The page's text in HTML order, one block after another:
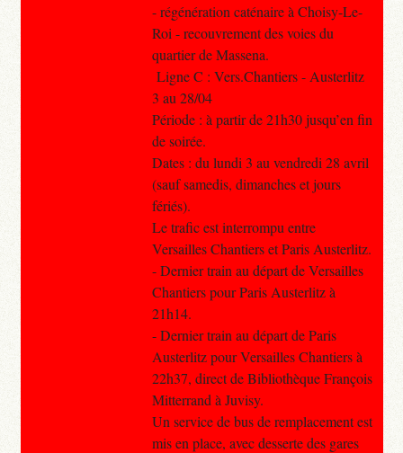
- régénération caténaire à Choisy-Le-
Roi - recouvrement des voies du
quartier de Massena.
Ligne C : Vers.Chantiers - Austerlitz
3 au 28/04
Période : à partir de 21h30 jusqu’en fin
de soirée.
Dates : du lundi 3 au vendredi 28 avril
(sauf samedis, dimanches et jours
fériés).
Le trafic est interrompu entre
Versailles Chantiers et Paris Austerlitz.
- Dernier train au départ de Versailles
Chantiers pour Paris Austerlitz à
21h14.
- Dernier train au départ de Paris
Austerlitz pour Versailles Chantiers à
22h37, direct de Bibliothèque François
Mitterrand à Juvisy.
Un service de bus de remplacement est
mis en place, avec desserte des gares